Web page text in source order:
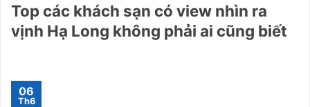
Top các khách sạn có view nhìn ra
vịnh Hạ Long không phải ai cũng biết
06
Th6